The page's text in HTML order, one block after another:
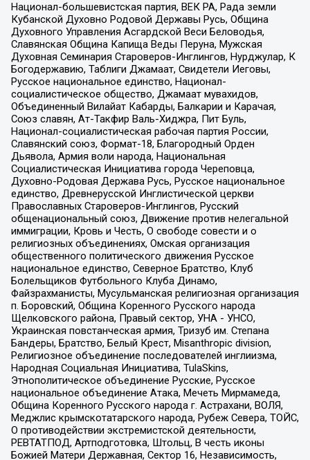
Национал-большевистская партия, ВЕК РА, Рада земли
Кубанской Духовно Родовой Державы Русь, Община
Духовного Управления Асгардской Веси Беловодья,
Славянская Община Капища Веды Перуна, Мужская
Духовная Семинария Староверов-Инглингов, Нурджулар, К
Богодержавию, Таблиги Джамаат, Свидетели Иеговы,
Русское национальное единство, Национал-
социалистическое общество, Джамаат мувахидов,
Объединенный Вилайат Кабарды, Балкарии и Карачая,
Союз славян, Ат-Такфир Валь-Хиджра, Пит Буль,
Национал-социалистическая рабочая партия России,
Славянский союз, Формат-18, Благородный Орден
Дьявола, Армия воли народа, Национальная
Социалистическая Инициатива города Череповца,
Духовно-Родовая Держава Русь, Русское национальное
единство, Древнерусской Инглистической церкви
Православных Староверов-Инглингов, Русский
общенациональный союз, Движение против нелегальной
иммиграции, Кровь и Честь, О свободе совести и о
религиозных объединениях, Омская организация
общественного политического движения Русское
национальное единство, Северное Братство, Клуб
Болельщиков Футбольного Клуба Динамо,
Файзрахманисты, Мусульманская религиозная организация
п. Боровский, Община Коренного Русского народа
Щелковского района, Правый сектор, УНА - УНСО,
Украинская повстанческая армия, Тризуб им. Степана
Бандеры, Братство, Белый Крест, Misanthropic division,
Религиозное объединение последователей инглиизма,
Народная Социальная Инициатива, TulaSkins,
Этнополитическое объединение Русские, Русское
национальное объединение Атака, Мечеть Мирмамеда,
Община Коренного Русского народа г. Астрахани, ВОЛЯ,
Меджлис крымскотатарского народа, Рубеж Севера, ТОЙС,
О противодействии экстремистской деятельности,
РЕВТАТПОД, Артподготовка, Штольц, В честь иконы
Божией Матери Державная, Сектор 16, Независимость,